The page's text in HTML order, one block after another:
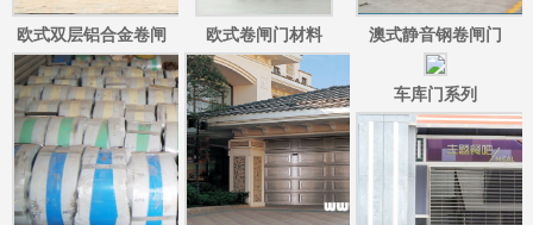
欧式双层铝合金卷闸
门/欧式彩钢双层卷闸
门
欧式卷闸门材料 澳式静音钢卷闸门
车库门系列